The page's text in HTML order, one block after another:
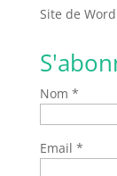
Site de
Nom *
Email *